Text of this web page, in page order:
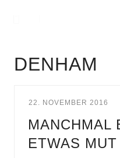
DENHAM
22. NOVEMBER 2016
MANCHMAL
ETWAS MUT